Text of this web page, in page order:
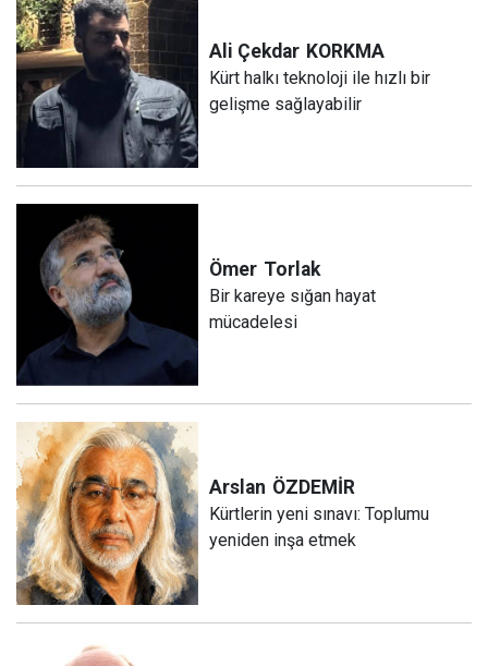
Ali Çekdar KORKMA
Kürt halkı teknoloji ile hızlı bir
gelişme sağlayabilir
Ömer Torlak
Bir kareye sığan hayat
mücadelesi
Arslan ÖZDEMİR
Kürtlerin yeni sınavı: Toplumu
yeniden inşa etmek